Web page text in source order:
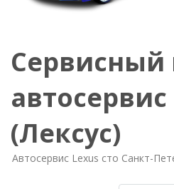
Сервисный
(Лексус)
Автосервис Lexus сто Санкт-